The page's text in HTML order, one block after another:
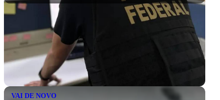
VAI DE NOVO